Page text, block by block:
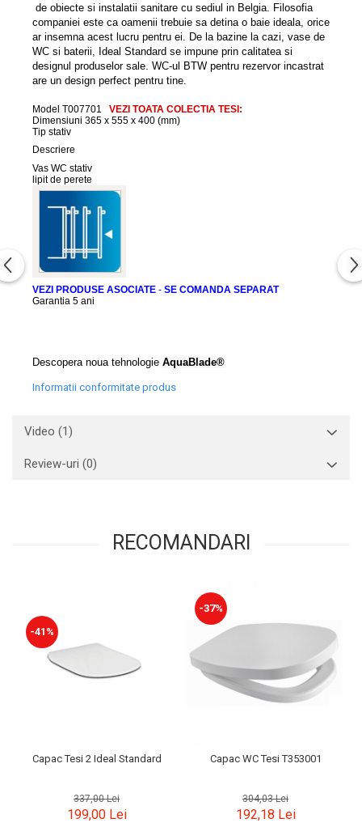
de obiecte si instalatii sanitare cu sediul in Belgia. Filosofia
companiei este ca oamenii trebuie sa detina o baie ideala, orice
ar insemna acest lucru pentru ei. De la bazine la cazi, vase de
WC si baterii, Ideal Standard se impune prin calitatea si
designul produselor sale. WC-ul BTW pentru rezervor incastrat
are un design perfect pentru tine.
Model T007701
VEZI TOATA COLECTIA TESI:
Dimensiuni 365 x 555 x 400 (mm)
Tip stativ
Descriere
Vas WC stativ
lipit de perete
VEZI PRODUSE ASOCIATE - SE COMANDA SEPARAT
Garantia 5 ani
Descopera noua tehnologie AquaBlade®
Informatii conformitate produs
Video (1)
Review-uri (0)
RECOMANDARI
-41%
Capac Tesi 2 Ideal Standard
337,00 Lei
199,00 Lei
-37%
Capac WC Tesi T353001
304,03 Lei
192,18 Lei